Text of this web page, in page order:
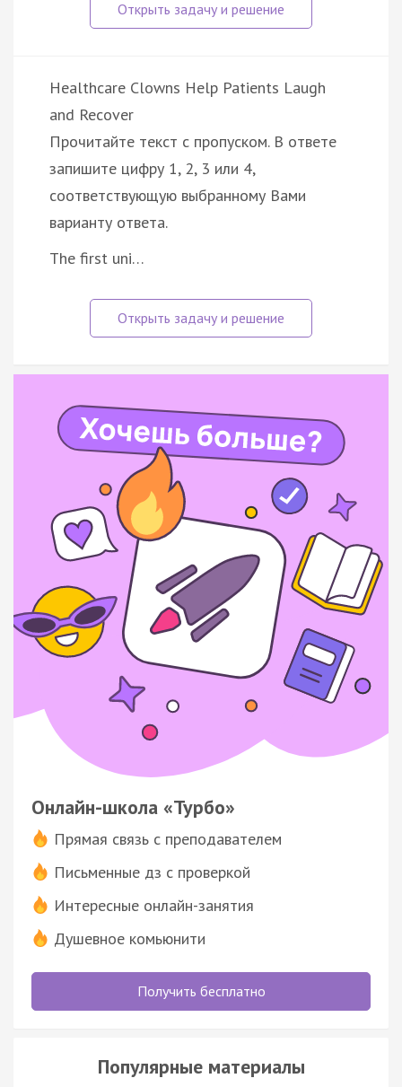
Healthcare Clowns Help Patients Laugh
and Recover
Прочитайте текст с пропуском. В ответе
запишите цифру 1, 2, 3 или 4,
соответствующую выбранному Вами
варианту ответа.
The first uni…
Онлайн-школа «Турбо»
Прямая связь с преподавателем
Письменные дз с проверкой
Интересные онлайн-занятия
Душевное комьюнити
Получить бесплатно
Популярные материалы